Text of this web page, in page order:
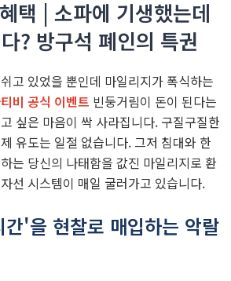
택 | 소파에 기생했는데
? 방구석 폐인의 특권
고 있었을 뿐인데 마일리지가 폭식하는
비 공식 이벤트 빈둥거림이 돈이 된다는
싶은 마음이 싹 사라집니다. 구질구질한
유도는 일절 없습니다. 그저 침대와 한
는 당신의 나태함을 값진 마일리지로 환
선 시스템이 매일 굴러가고 있습니다.
'을 현찰로 매입하는 악랄